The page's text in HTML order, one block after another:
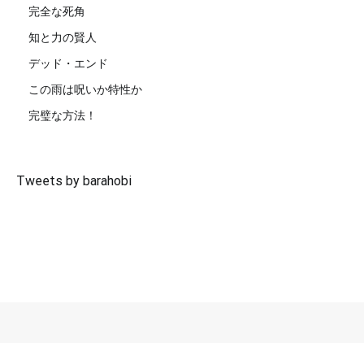
完全な死角
知と力の賢人
デッド・エンド
この雨は呪いか特性か
完璧な方法！
Tweets by barahobi